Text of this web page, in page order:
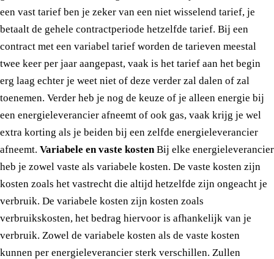
een vast tarief ben je zeker van een niet wisselend tarief, je
betaalt de gehele contractperiode hetzelfde tarief. Bij een
contract met een variabel tarief worden de tarieven meestal
twee keer per jaar aangepast, vaak is het tarief aan het begin
erg laag echter je weet niet of deze verder zal dalen of zal
toenemen. Verder heb je nog de keuze of je alleen energie bij
een energieleverancier afneemt of ook gas, vaak krijg je wel
extra korting als je beiden bij een zelfde energieleverancier
afneemt. Variabele en vaste kostenBij elke energieleverancier
heb je zowel vaste als variabele kosten. De vaste kosten zijn
kosten zoals het vastrecht die altijd hetzelfde zijn ongeacht je
verbruik. De variabele kosten zijn kosten zoals
verbruikskosten, het bedrag hiervoor is afhankelijk van je
verbruik. Zowel de variabele kosten als de vaste kosten
kunnen per energieleverancier sterk verschillen. Zullen